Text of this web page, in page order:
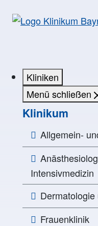
Kliniken
Menü schließen
Klinikum
Allgemein-
Intensivmedizin
Frauenklinik